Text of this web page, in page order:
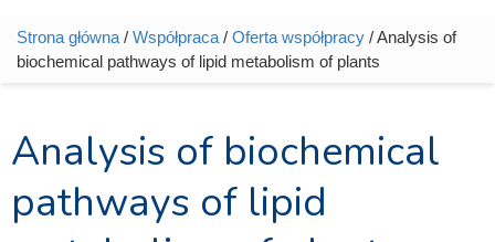
Jesteś tutaj
Strona główna / Współpraca / Oferta współpracy / Analysis of
biochemical pathways of lipid metabolism of plants
Analysis of biochemical
pathways of lipid